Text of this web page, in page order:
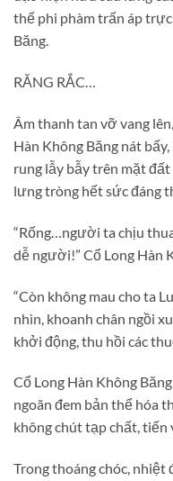
thế phi phàm trấn áp
Băng.
RĂNG RẮC…
Âm thanh tan vỡ vang
Hàn Không Băng nát
rung lẫy bẫy trên mặt
lưng tròng hết sức đáng
“Rống…người ta chịu
dễ người!” Cổ Long Hàn
“Còn không mau cho ta
nhìn, khoanh chân ngồi
khởi động, thu hồi các
Cổ Long Hàn Không
ngoãn đem bản thể hóa
không chút tạp chất, tiến
Trong thoáng chóc, nhiệt